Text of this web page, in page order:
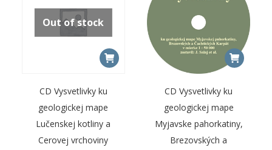
Out of stock
CD Vysvetlivky ku
geologickej mape
Lučenskej kotliny a
Cerovej vrchoviny
CD Vysvetlivky ku
geologickej mape
Myjavske pahorkatiny,
Brezovských a